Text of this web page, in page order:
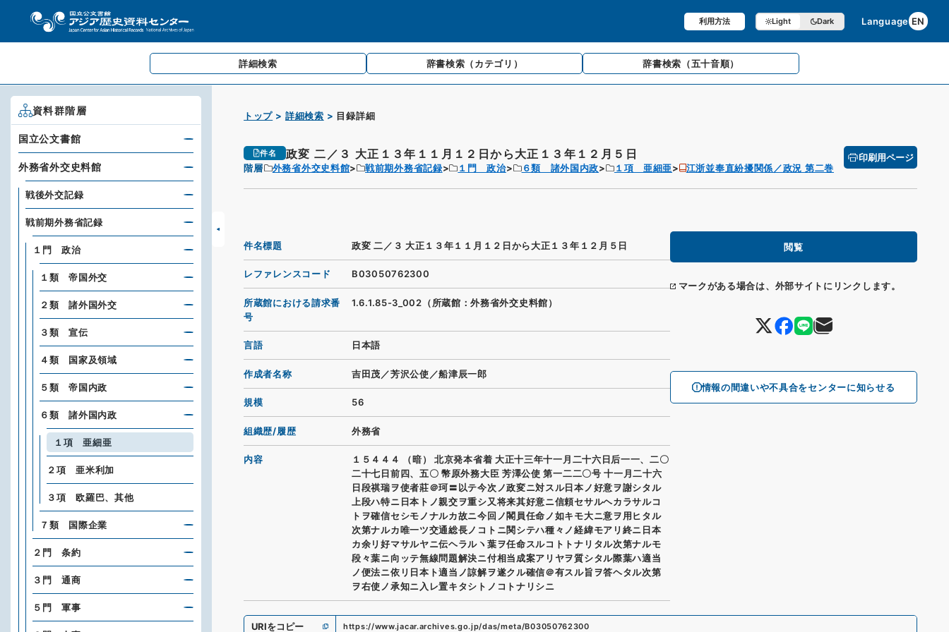
利用方法 Light Dark Language EN
詳細検索 辞書検索 （カテゴリ） 辞書検索 （五十音順）
トップ 詳細検索 目録詳細
件名 政変 二／３ 大正１３年１１月１２日から大正１３年１２月５日
階層 外務省外交史料館 戦前期外務省記録 １門 政治 ６類 諸外国内政 １項 亜細亜 江浙並奉直紛擾関係／政況 第二巻
印刷用ページ
閲覧
マークがある場合は、外部サイトにリンクします。
情報の間違いや不具合をセンターに知らせる
件名標題 政変 二／３ 大正１３年１１月１２日から大正１３年１２月５日
レファレンスコード B03050762300
所蔵館における請求番
号
1.6.1.85-3_002（所蔵館：外務省外交史料館）
言語 日本語
作成者名称 吉田茂／芳沢公使／船津辰一郎
規模 56
組織歴/履歴 外務省
内容
１５４４４ （暗） 北京発本省着 大正十三年十一月二十六日后一一、二〇
二十七日前四、五〇 幣原外務大臣 芳澤公使 第一二二〇号 十一月二十六
日段祺瑞ヲ使者莊＠珂〓以テ今次ノ政変ニ対スル日本ノ好意ヲ謝シタル
上段ハ特ニ日本トノ親交ヲ重シ又将来其好意ニ信頼セサルヘカラサルコ
トヲ確信セシモノナルカ故ニ今回ノ閣員任命ノ如キモ大ニ意ヲ用ヒタル
次第ナルカ唯一ツ交通総長ノコトニ関シテハ種々ノ経緯モアリ終ニ日本
カ余リ好マサルヤニ伝ヘラルヽ葉ヲ任命スルコトトナリタル次第ナルモ
段々葉ニ向ッテ無線問題解決ニ付相当成案アリヤヲ質シタル際葉ハ適当
ノ便法ニ依リ日本ト適当ノ諒解ヲ遂クル確信＠有スル旨ヲ答ヘタル次第
ヲ右使ノ承知ニ入レ置キタシトノコトナリシニ
URIをコピー https://www.jacar.archives.go.jp/das/meta/B03050762300
資料群階層
国立公文書館
外務省外交史料館
戦後外交記録
戦前期外務省記録
１門 政治
１類 帝国外交
２類 諸外国外交
３類 宣伝
４類 国家及領域
５類 帝国内政
６類 諸外国内政
１項 亜細亜
２項 亜米利加
３項 欧羅巴、其他
７類 国際企業
２門 条約
３門 通商
５門 軍事